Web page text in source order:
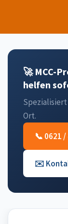
🚀 MCC-
helfen
Ort.
📞 0621 /
✉️